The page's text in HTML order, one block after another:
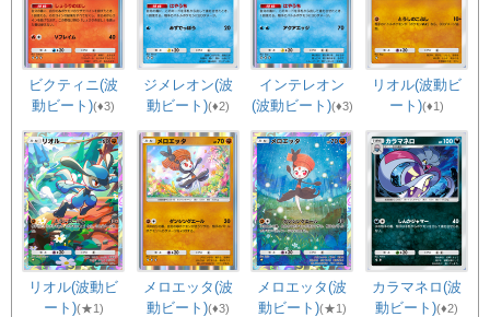
ビクティニ(波
動ビート)(♦3)
ジメレオン(波
動ビート)(♦2)
インテレオン
(波動ビート)(♦3)
リオル(波動ビ
ート)(♦1)
リオル(波動ビ
ート)(★1)
メロエッタ(波
動ビート)(♦3)
メロエッタ(波
動ビート)(★1)
カラマネロ(波
動ビート)(♦2)